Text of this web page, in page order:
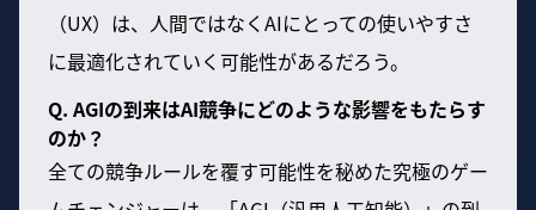
（UX）は、人間ではなくAIにとっての使いやすさ
に最適化されていく可能性があるだろう。
Q. AGIの到来はAI競争にどのような影響をもたらす
のか？
全ての競争ルールを覆す可能性を秘めた究極のゲー